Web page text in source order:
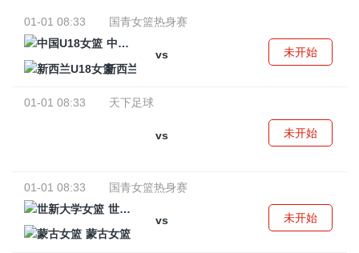
01-01 08:33
国青女篮热身赛
中国U18女篮
vs
新西兰U18女篮
未开始
01-01 08:33 天下足球
vs 未开始
01-01 08:33
国青女篮热身赛
世新大学女篮
vs
蒙古女篮
未开始